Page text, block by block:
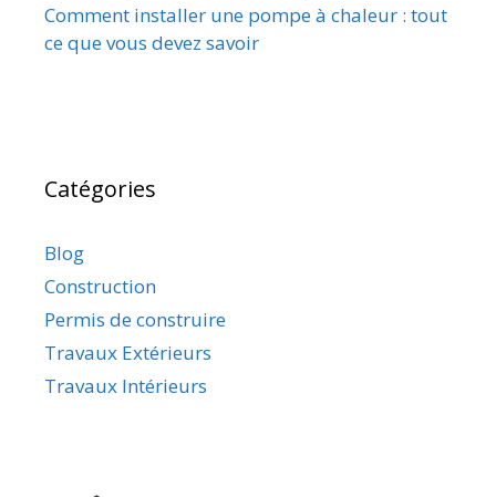
Comment installer une pompe à chaleur : tout
ce que vous devez savoir
Catégories
Blog
Construction
Permis de construire
Travaux Extérieurs
Travaux Intérieurs